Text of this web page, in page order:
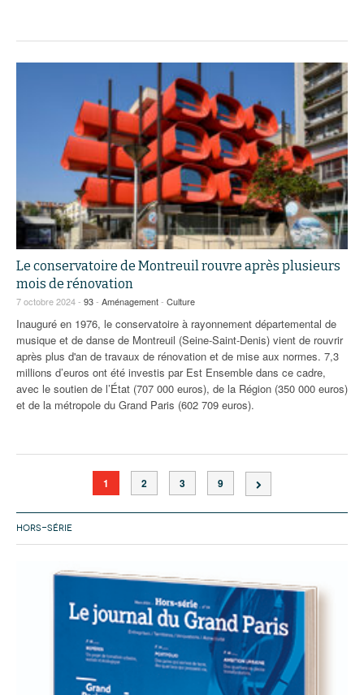
Le conservatoire de Montreuil rouvre après plusieurs
mois de rénovation
7 octobre 2024 - 93- Aménagement- Culture
Inauguré en 1976, le conservatoire à rayonnement départemental de
musique et de danse de Montreuil (Seine-Saint-Denis) vient de rouvrir
après plus d'an de travaux de rénovation et de mise aux normes. 7,3
millions d’euros ont été investis par Est Ensemble dans ce cadre,
avec le soutien de l’État (707 000 euros), de la Région (350 000 euros)
et de la métropole du Grand Paris (602 709 euros).
1 2 3 9
HORS-SÉRIE